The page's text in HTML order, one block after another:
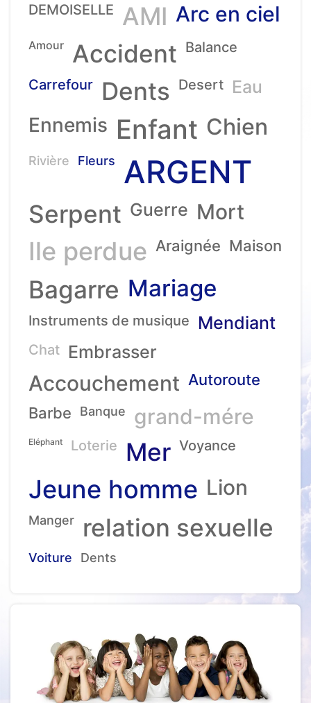
DEMOISELLE AMI Arc en ciel
Amour Accident Balance
Carrefour Dents Desert Eau
Ennemis Enfant Chien
Rivière Fleurs ARGENT
Serpent Guerre Mort
Ile perdue Araignée Maison
Bagarre Mariage
Instruments de musique Mendiant
Chat Embrasser
Accouchement Autoroute
Barbe
Banque grand-mére
Eléphant Loterie Mer Voyance
Jeune homme Lion
Manger relation sexuelle
Voiture Dents